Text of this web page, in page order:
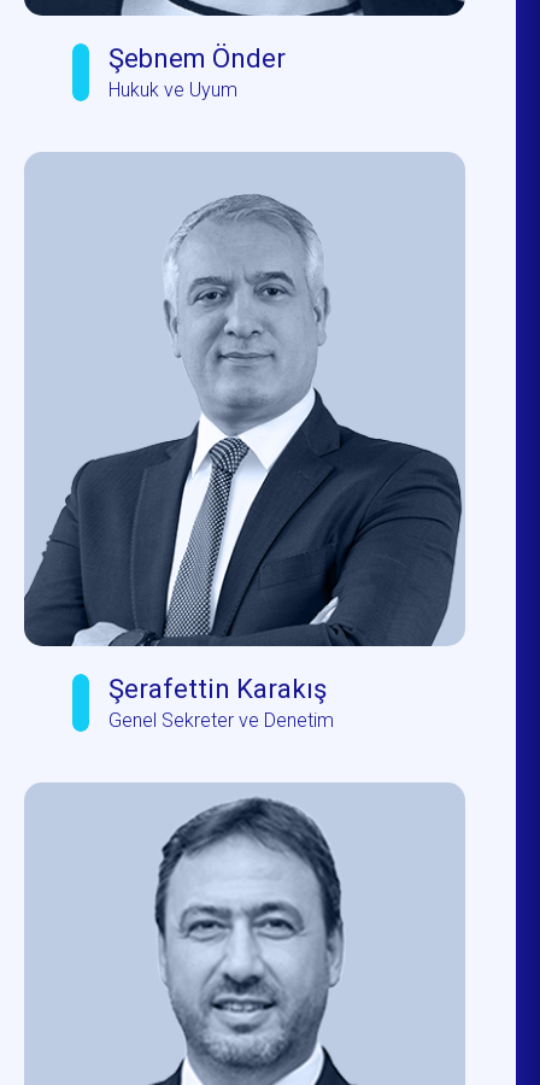
Şebnem Önder
Hukuk ve Uyum
Şerafettin Karakış
Genel Sekreter ve Denetim